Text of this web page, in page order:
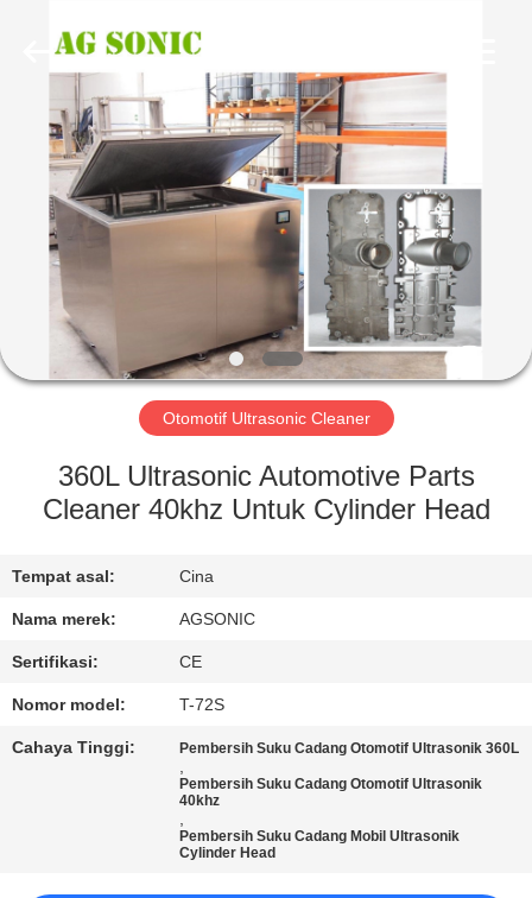
RUMAH
PRODUK
TAMPILAN
TENTANG
TUR
KONTROL
KUALITAS
KAMI
Technology
Otomotif Ultrasonic Cleaner
360L Ultrasonic Automotive Parts
Cleaner 40khz Untuk Cylinder Head
Tempat asal: Cina
Nama merek: AGSONIC
Sertifikasi: CE
Nomor model: T-72S
Cahaya Tinggi: Pembersih Suku Cadang Otomotif Ultrasonik 360L
,
Pembersih Suku Cadang Otomotif Ultrasonik
40khz
,
Pembersih Suku Cadang Mobil Ultrasonik
Cylinder Head